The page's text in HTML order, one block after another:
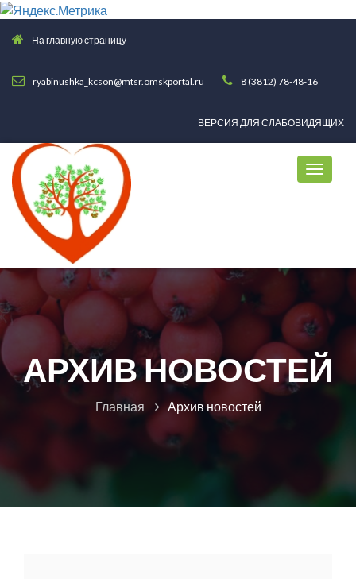
На главную страницу
ryabinushka_kcson@mtsr.omskportal.ru 8 (3812) 78-48-16
ВЕРСИЯ ДЛЯ СЛАБОВИДЯЩИХ
АРХИВ НОВОСТЕЙ
Главная Архив новостей